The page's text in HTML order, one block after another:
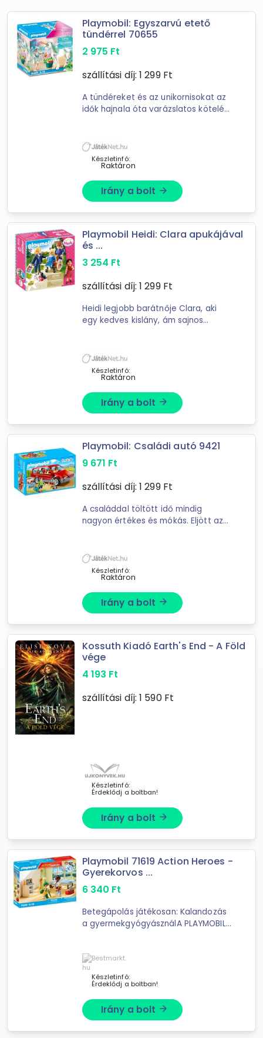
Playmobil: Egyszarvú etető
tündérrel 70655
2 975 Ft
szállítási díj: 1 299Ft
A tündéreket és az unikornisokat az
idők hajnala óta varázslatos kötelék
kosár van nála, ami ...
Készletinfó:
Raktáron
Irány a bolt arrow_forward
Playmobil Heidi: Clara apukájával
és ...
3 254 Ft
szállítási díj: 1 299Ft
Heidi legjobb barátnője Clara, aki
egy kedves kislány, ám sajnos
ugyanis a gazdag családból
származó ...
Készletinfó:
Raktáron
Irány a bolt arrow_forward
Playmobil: Családi autó 9421
9 671 Ft
szállítási díj: 1 299Ft
A családdal töltött idő mindig
nagyon értékes és mókás. Eljött az
Az egész család ...
Készletinfó:
Raktáron
Irány a bolt arrow_forward
Kossuth Kiadó Earth's End - A Föld
vége
4 193 Ft
szállítási díj: 1 590Ft
Készletinfó:
Érdeklődj a boltban!
Irány a bolt arrow_forward
Playmobil 71619 Action Heroes -
Gyerekorvos ...
6 340 Ft
Betegápolás játékosan: Kalandozás
a gyermekgyógyásználA PLAYMOBIL
páciensek is gyorsan visszanyerik ...
Készletinfó:
Érdeklődj a boltban!
Irány a bolt arrow_forward